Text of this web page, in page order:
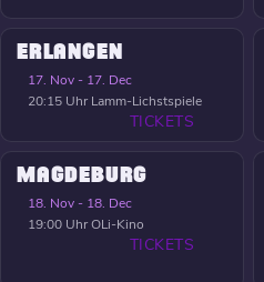
ERLANGEN
17. Nov - 17. Dec
20:15 Uhr Lamm-Lichstspiele
TICKETS
MAGDEBURG
18. Nov - 18. Dec
19:00 UhrOLi-Kino
TICKETS